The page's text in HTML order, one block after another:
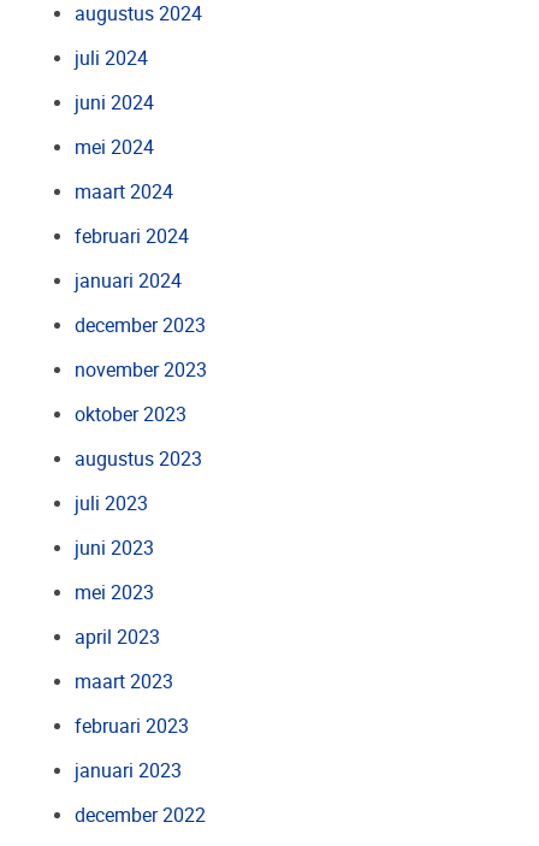
augustus 2024
juli 2024
juni 2024
mei 2024
maart 2024
februari 2024
januari 2024
december 2023
november 2023
oktober 2023
augustus 2023
juli 2023
juni 2023
mei 2023
april 2023
maart 2023
februari 2023
januari 2023
december 2022